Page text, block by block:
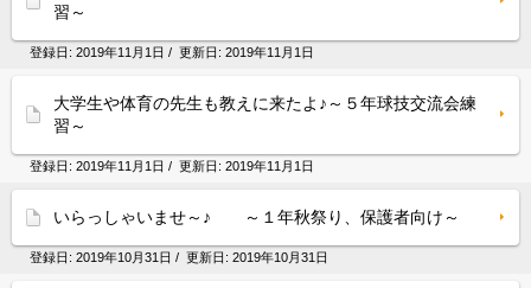
習～
登録日: 2019年11月1日 / 更新日: 2019年11月1日
大学生や体育の先生も教えに来たよ♪～５年球技交流会練
習～
登録日: 2019年11月1日 / 更新日: 2019年11月1日
いらっしゃいませ～♪ ～１年秋祭り、保護者向け～
登録日: 2019年10月31日 / 更新日: 2019年10月31日